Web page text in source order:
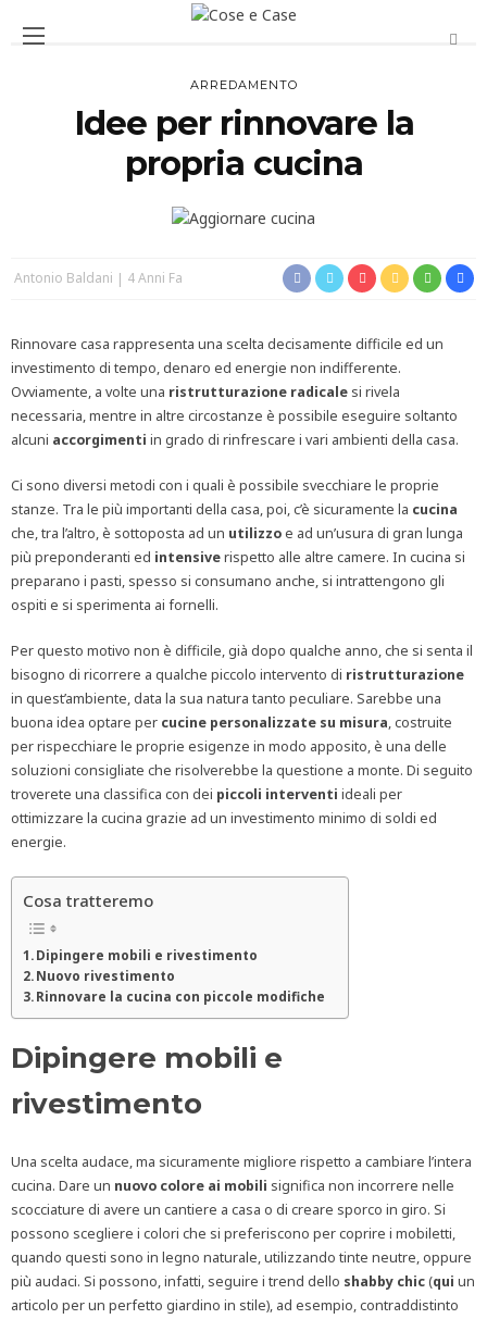
ARREDAMENTO
Idee per rinnovare la
propria cucina
Antonio Baldani 4 Anni Fa
Rinnovare casa rappresenta una scelta decisamente difficile ed un
investimento di tempo, denaro ed energie non indifferente.
Ovviamente, a volte una ristrutturazione radicale si rivela
necessaria, mentre in altre circostanze è possibile eseguire soltanto
alcuni accorgimenti in grado di rinfrescare i vari ambienti della casa.
Ci sono diversi metodi con i quali è possibile svecchiare le proprie
stanze. Tra le più importanti della casa, poi, c’è sicuramente la cucina
che, tra l’altro, è sottoposta ad un utilizzoe ad un’usura di gran lunga
più preponderanti ed intensiverispetto alle altre camere. In cucina si
preparano i pasti, spesso si consumano anche, si intrattengono gli
ospiti e si sperimenta ai fornelli.
Per questo motivo non è difficile, già dopo qualche anno, che si senta il
bisogno di ricorrere a qualche piccolo intervento di ristrutturazione
in quest’ambiente, data la sua natura tanto peculiare. Sarebbe una
buona idea optare per cucine personalizzate su misura, costruite
per rispecchiare le proprie esigenze in modo apposito, è una delle
soluzioni consigliate che risolverebbe la questione a monte. Di seguito
troverete una classifica con dei piccoli interventi ideali per
ottimizzare la cucina grazie ad un investimento minimo di soldi ed
energie.
Cosa tratteremo
Dipingere mobili e rivestimento
Nuovo rivestimento
Rinnovare la cucina con piccole modifiche
Dipingere mobili e
rivestimento
Una scelta audace, ma sicuramente migliore rispetto a cambiare l’intera
cucina. Dare un nuovo colore ai mobili significa non incorrere nelle
scocciature di avere un cantiere a casa o di creare sporco in giro. Si
possono scegliere i colori che si preferiscono per coprire i mobiletti,
quando questi sono in legno naturale, utilizzando tinte neutre, oppure
più audaci. Si possono, infatti, seguire i trend dello shabby chic(qui un
articolo per un perfetto giardino in stile), ad esempio, contraddistinto